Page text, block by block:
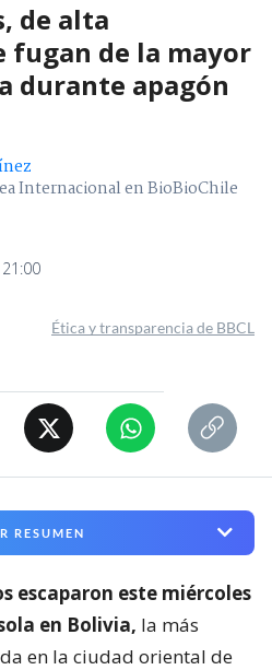
de alta
fugan de la mayor
durante apagón
Internacional en BioBioChile
Ética y transparencia de BBCL
RESUMEN
escaparon este miércoles
en Bolivia, la más
en la ciudad oriental de